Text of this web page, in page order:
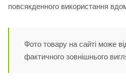
повсякденного використання
Фото товару на сайті може
фактичного зовнішнього